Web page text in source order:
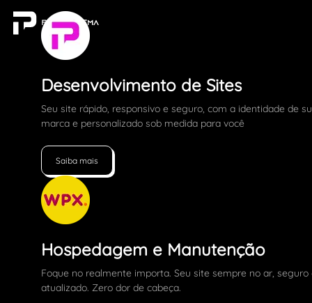
Desenvolvimento de Sites
Seu site rápido, responsivo e seguro, com a identidade de
marca e personalizado sob medida para você
Saiba mais
Hospedagem e Manutenção
Foque no realmente importa. Seu site sempre no ar, seguro
atualizado. Zero dor de cabeça.